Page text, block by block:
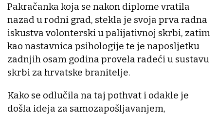
Pakračanka koja se nakon diplome vratila
nazad u rodni grad, stekla je svoja prva radna
iskustva volonterski u palijativnoj skrbi, zatim
kao nastavnica psihologije te je naposljetku
zadnjih osam godina provela radeći u sustavu
skrbi za hrvatske branitelje.
Kako se odlučila na taj pothvat i odakle je
došla ideja za samozapošljavanjem,